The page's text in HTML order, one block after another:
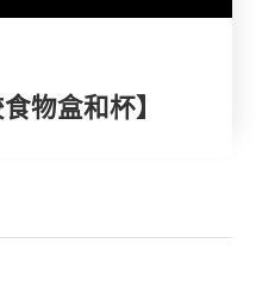
物盒和杯】